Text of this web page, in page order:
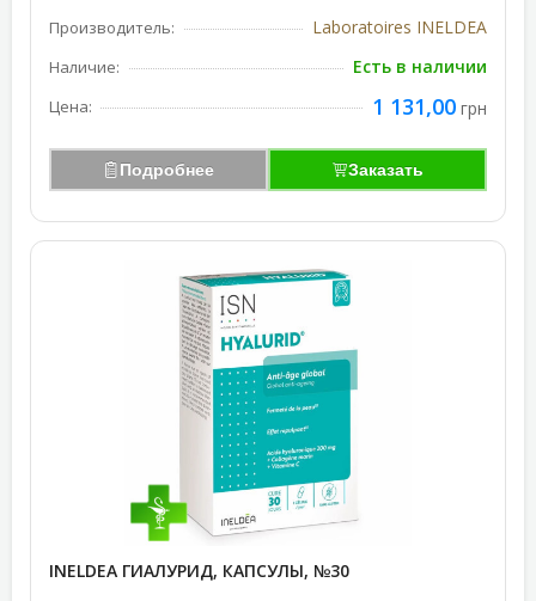
Производитель: Laboratoires INELDEA
Наличие: Есть в наличии
Цена: 1 131,00 грн
Подробнее Заказать
INELDEA ГИАЛУРИД, КАПСУЛЫ, №30